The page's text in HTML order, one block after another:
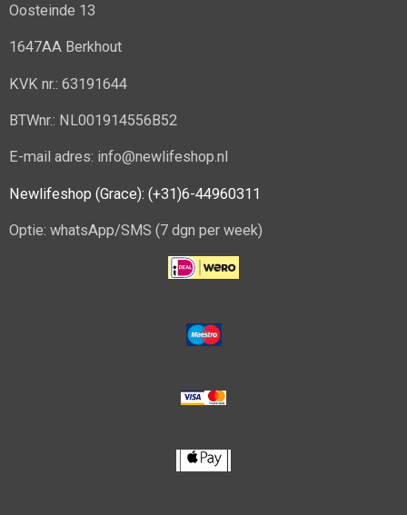
Oosteinde 13
1647AA Berkhout
KVK nr.: 63191644
BTWnr.: NL001914556B52
E-mail adres: info@newlifeshop.nl
Newlifeshop (Grace): (+31)6-44960311
Optie: whatsApp/SMS (7 dgn per week)